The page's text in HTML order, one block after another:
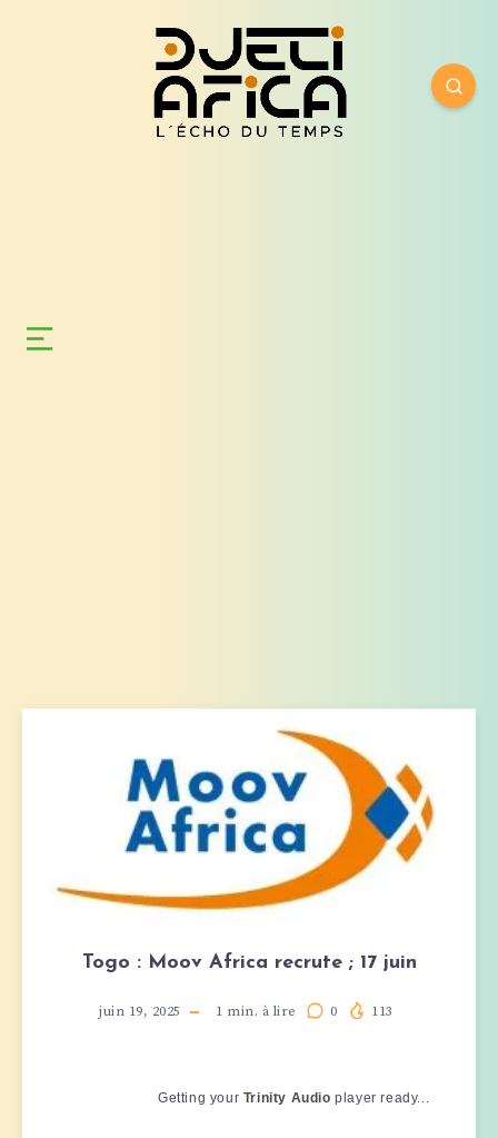
Togo : Moov Africa recrute ; 17 juin
juin 19, 2025 1 min. à lire 0 113
Getting your Trinity Audio player ready...